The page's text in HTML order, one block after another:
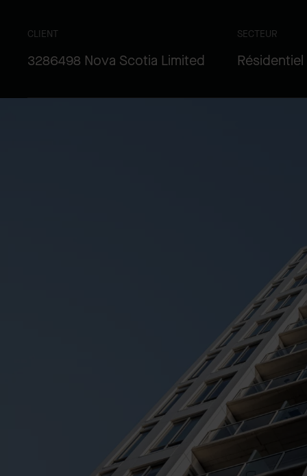
CLIENT
3286498 Nova Scotia Limited
SECTEUR
Résidentiel